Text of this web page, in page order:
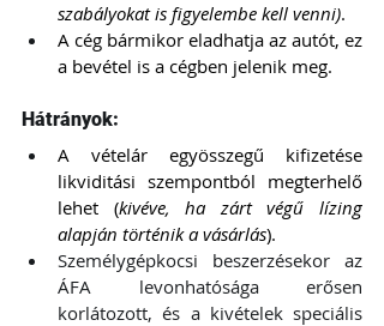
szabályokat is figyelembe kell venni).
A cég bármikor eladhatja az autót, ez
a bevétel is a cégben jelenik meg.
Hátrányok:
A vételár egyösszegű kifizetése
likviditási szempontból megterhelő
lehet (kivéve, ha zárt végű lízing
alapján történik a vásárlás).
Személygépkocsi beszerzésekor az
ÁFA levonhatósága erősen
korlátozott, és a kivételek speciális